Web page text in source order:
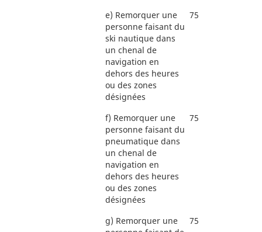
e) Remorquer une
personne faisant du
ski nautique dans
un chenal de
navigation en
dehors des heures
ou des zones
désignées
75
f) Remorquer une
personne faisant du
pneumatique dans
un chenal de
navigation en
dehors des heures
ou des zones
désignées
75
g) Remorquer une
75